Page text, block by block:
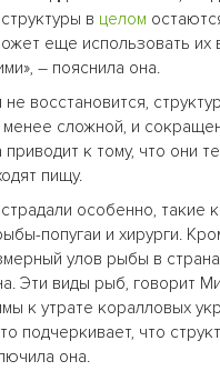
в целом
еще использовать их
– пояснила она.
восстановится,
менее сложной, и
к тому, что они
пищу.
особенно, такие
попугаи и хирурги.
улов рыбы в
Эти виды рыб, говорит
к утрате коралловых
подчеркивает, что
она.